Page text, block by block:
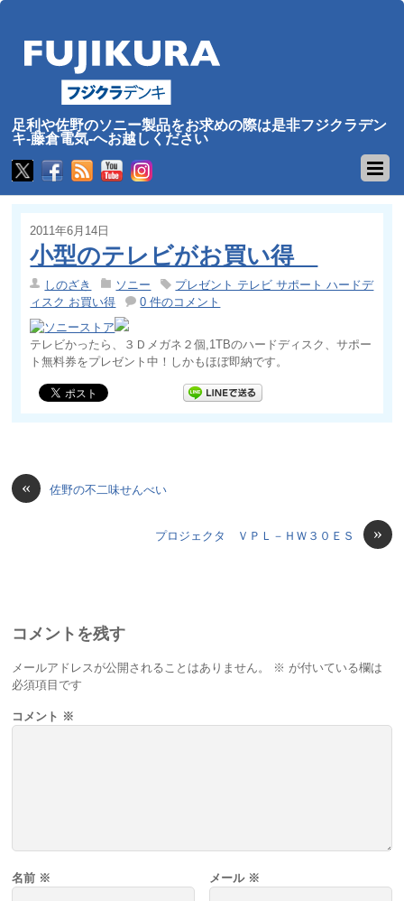
足利や佐野のソニー製品をお求めの際は是非フジクラデン
キ-藤倉電気-へお越しください
2011年6月14日
小型のテレビがお買い得
しのざき ソニー
プレゼント テレビ サポート ハードデ
ィスク お買い得
0 件のコメント
テレビかったら、３Ｄメガネ２個,1TBのハードディスク、サポー
ト無料券をプレゼント中！しかもほぼ即納です。
« 佐野の不二味せんべい
»
プロジェクタ ＶＰＬ－ＨＷ３０ＥＳ
コメントを残す
メールアドレスが公開されることはありません。 ※ が付いている欄は
必須項目です
コメント ※
名前 ※ メール ※